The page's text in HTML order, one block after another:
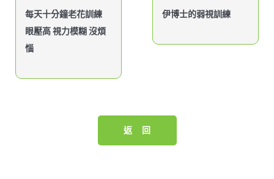
每天十分鐘老花訓練
眼壓高 視力模糊 沒煩
惱
伊博士的弱視訓練
返 回